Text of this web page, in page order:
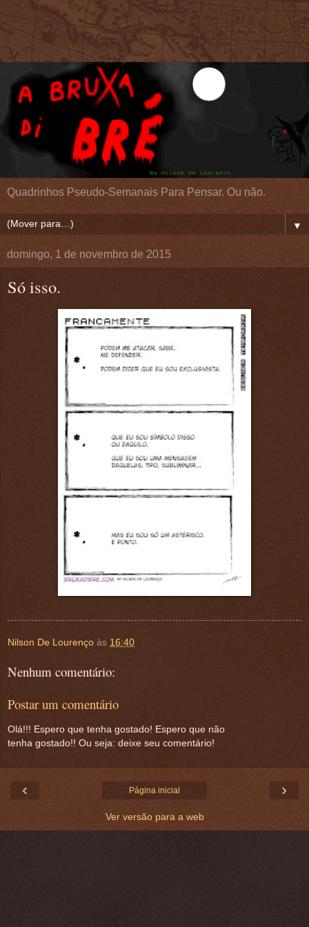
Quadrinhos Pseudo-Semanais Para Pensar. Ou não.
▼
domingo, 1 de novembro de 2015
Só isso.
Nilson De Lourenço às 16:40
Nenhum comentário:
Postar um comentário
Olá!!! Espero que tenha gostado! Espero que não
tenha gostado!! Ou seja: deixe seu comentário!
‹ ›
Página inicial
Ver versão para a web